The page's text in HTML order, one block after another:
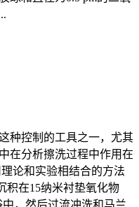
种控制的工具之一，尤其
在分析擦洗过程中作用在
论和实验相结合的方法
积在15纳米衬垫氧化物
中，然后过流冲洗和马兰